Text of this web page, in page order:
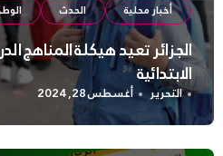
أخبار محلية الحدث
الجزائر تعيد هيكلة المناهج
الابتدائية
التحرير أغسطس 28, 2024